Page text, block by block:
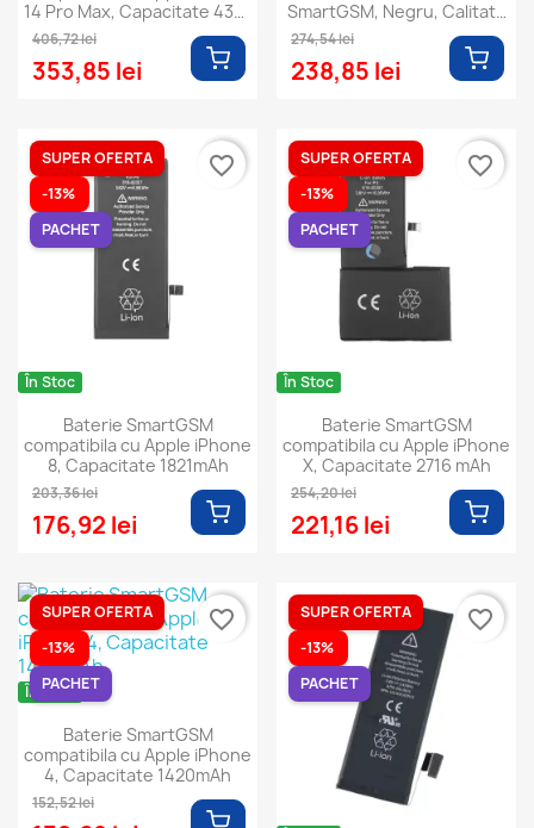
14 Pro Max, Capacitate 4323
406,72 lei
353,85 lei
SmartGSM, Negru, Calitate
274,54 lei
238,85 lei
În Stoc
Baterie SmartGSM
compatibila cu Apple iPhone
8, Capacitate 1821mAh
203,36 lei
176,92 lei
SUPER OFERTA
-13%
PACHET
favorite_border
În Stoc
Baterie SmartGSM
compatibila cu Apple iPhone
X, Capacitate 2716 mAh
254,20 lei
221,16 lei
SUPER OFERTA
-13%
PACHET
favorite_border
În Stoc
Baterie SmartGSM
compatibila cu Apple iPhone
4, Capacitate 1420mAh
152,52 lei
SUPER OFERTA
-13%
PACHET
favorite_border
SUPER OFERTA
-13%
PACHET
favorite_border